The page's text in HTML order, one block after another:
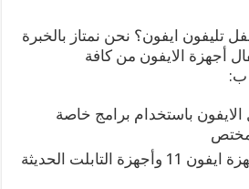
تليفون ايفون؟ نحن نمتاز بالخبرة
أجهزة الايفون من كافة
ب:
باستخدام برامج خاصة
مختص
فتح قفل الايفون لأجهزة ايفون 11 وأجهزة التابلت الحديثة